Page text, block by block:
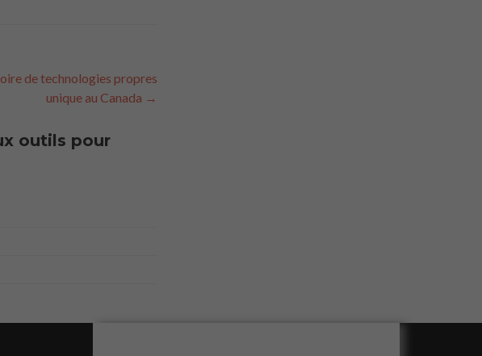
de technologies propres
unique au Canada →
outils pour
pas
Ils